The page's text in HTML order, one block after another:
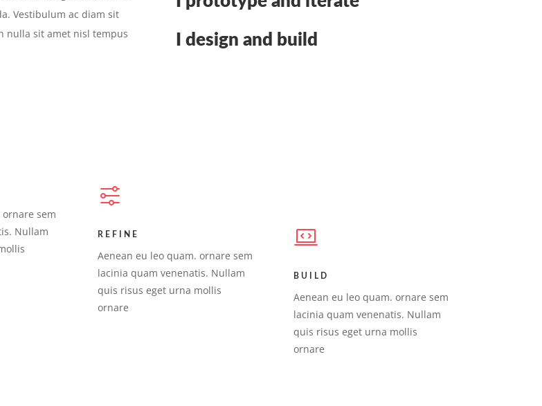
Vestibulum ac diam sit
nulla sit amet nisl tempus
I design and build
sem
Nullam
REFINE
Aenean eu leo quam. ornare sem
lacinia quam venenatis. Nullam
quis risus eget urna mollis
ornare
BUILD
Aenean eu leo quam. ornare sem
lacinia quam venenatis. Nullam
quis risus eget urna mollis
ornare